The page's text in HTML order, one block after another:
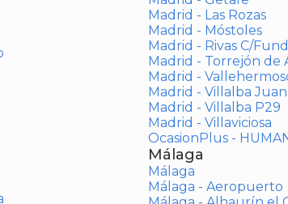
Madrid - Las Rozas
Madrid - Móstoles
Madrid - Rivas C/
Madrid - Torrejón de
Madrid -
Madrid - Villalba Juan
Madrid - Villalba P29
Madrid - Villaviciosa
OcasionPlus -
Málaga
Málaga
Málaga - Aeropuerto